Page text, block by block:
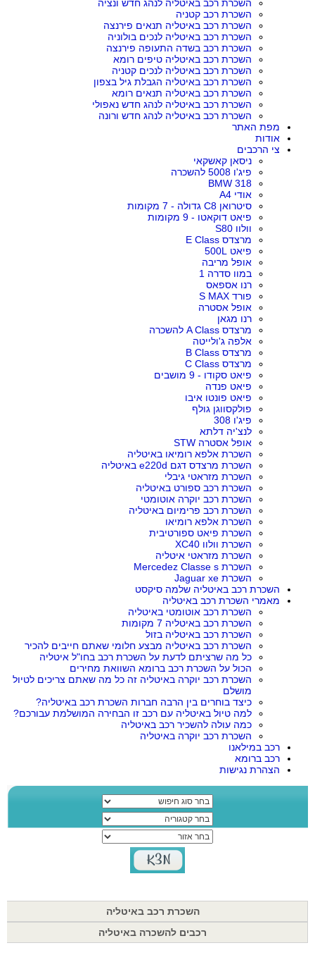
השכרת רכב באיטליה לנהג חדש ונציה
השכרת רכב קטניה
השכרת רכב באיטליה תנאים פירנצה
השכרת רכב באיטליה לנכים בולוניה
השכרת רכב בשדה התעופה פירנצה
השכרת רכב באיטליה טיפים רומא
השכרת רכב באיטליה לנכים קטניה
השכרת רכב באיטליה הגבלת גיל בצפון
השכרת רכב באיטליה תנאים רומא
השכרת רכב באיטליה לנהג חדש נאפולי
השכרת רכב באיטליה לנהג חדש ורונה
מפת האתר
אודות
צי הרכבים
ניסאן קאשקאי
פיג'ו 5008 להשכרה
BMW 318
אודי A4
סיטרואן C8 גדולה - 7 מקומות
פיאט דוקאטו - 9 מקומות
וולוו S80
מרצדס E Class
פיאט 500L
אופל מריבה
במוו סדרה 1
רנו אספאס
פורד S MAX
אופל אסטרה
רנו מגאן
מרצדס A Class להשכרה
אלפה ג'ולייטה
מרצדס B Class
מרצדס C Class
פיאט סקודו - 9 מושבים
פיאט פנדה
פיאט פונטו איבו
פולקסווגן גולף
פיג'ו 308
לנצ'יה דלתא
אופל אסטרה STW
השכרת אלפא רומיאו באיטליה
השכרת מרצדס דגם e220d באיטליה
השכרת מזראטי גיבלי
השכרת רכב ספורט באיטליה
השכרת רכב יוקרה אוטומטי
השכרת רכב פרימיום באיטליה
השכרת אלפא רומיאו
השכרת פיאט ספורטיבית
השכרת וולוו XC40
השכרת מזראטי איטליה
השכרת Mercedez Classe s
השכרת Jaguar xe
השכרת רכב באיטליה שלמה סיקסט
מאמרי השכרת רכב באיטליה
השכרת רכב אוטומטי באיטליה
השכרת רכב באיטליה 7 מקומות
השכרת רכב באיטליה בזול
השכרת רכב באיטליה מבצע חלומי שאתם חייבים להכיר
כל מה שרציתם לדעת על השכרת רכב בחו"ל איטליה
הכול על השכרת רכב ברומא השוואת מחירים
השכרת רכב יוקרה באיטליה זה כל מה שאתם צריכים לטיול
מושלם
כיצד בוחרים בין הרבה חברות השכרת רכב באיטליה?
למה טיול באיטליה עם רכב זו הבחירה המושלמת עבורכם?
כמה עולה להשכיר רכב באיטליה
השכרת רכב יוקרה באיטליה
רכב במילאנו
רכב ברומא
הצהרת נגישות
השכרת רכב באיטליה
רכבים להשכרה באיטליה